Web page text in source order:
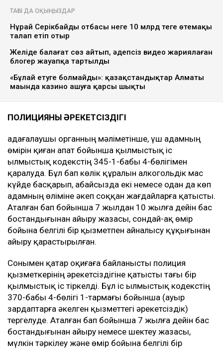
ТАҒЫ ДА ОҚЫҢЫЗДАР
Нұрай Серікбайдың отбасы неге 10 млрд теңге өтемақы
талап етіп отыр
Желіде балағат сөз айтып, әдепсіз видео жариялаған
блогер жауапқа тартылды
«Бұлай етуге болмайды»: қазақстандықтар Алматы
маңында казино ашуға қарсы шықты
ПОЛИЦИЯНЫҢ ӘРЕКЕТСІЗДІГІ
Қадағалаушы органның мәліметінше, үш адамның
өмірін қиған апат бойынша қылмыстық іс
Қылмыстық кодекстің 345-1-бабы 4-бөлігімен
қаралуда. Бұл бап көлік құралын алкогольдік мас
күйде басқарып, абайсызда екі немесе одан да көп
адамның өліміне әкеп соққан жағдайларға қатысты.
Аталған бап бойынша 7 жылдан 10 жылға дейін бас
бостандығынан айыру жазасы, сондай-ақ өмір
бойына белгілі бір қызметпен айналысу құқығынан
айыру қарастырылған.
Сонымен қатар оқиғаға байланысты полиция
қызметкерінің әрекетсіздігіне қатысты тағы бір
қылмыстық іс тіркелді. Бұл іс Қылмыстық кодекстің
370-бабы 4-бөлігі 1-тармағы бойынша (ауыр
зардаптарға әкелген қызметтегі әрекетсіздік)
тергелуде. Аталған бап бойынша 7 жылға дейін бас
бостандығынан айыру немесе шектеу жазасы,
мүлкін тәркілеу және өмір бойына белгілі бір